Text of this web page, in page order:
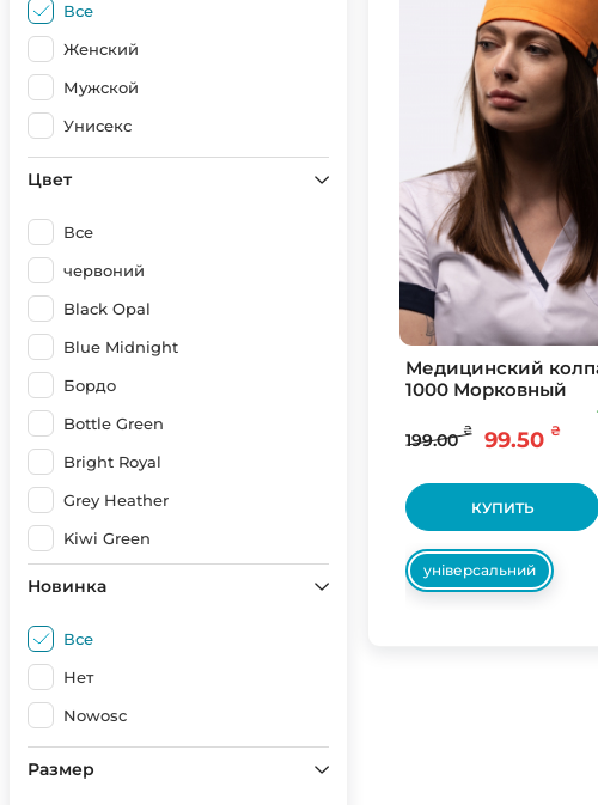
Все
Женский
Мужской
Унисекс
Цвет
Все
червоний
Black Opal
Blue Midnight
Бордо
Bottle Green
Bright Royal
Grey Heather
Kiwi Green
Red
Новинка
Все
Нет
Nowosc
Размер
Медицинский
1000 Морковный
199.00 ₴ 99.50 ₴
КУПИТЬ
універсальний